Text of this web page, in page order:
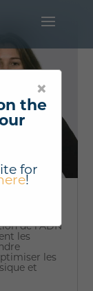
×
the
for
!
et la
de l’ADN
les
les
et